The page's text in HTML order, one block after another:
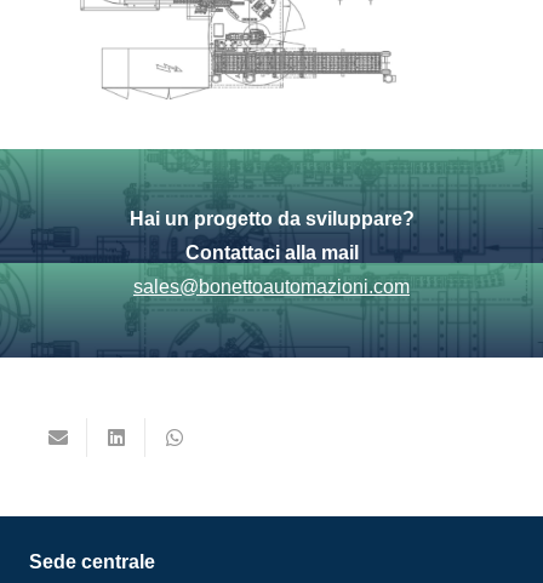
Hai un progetto da sviluppare?
Contattaci alla mail
sales@bonettoautomazioni.com
Sede centrale